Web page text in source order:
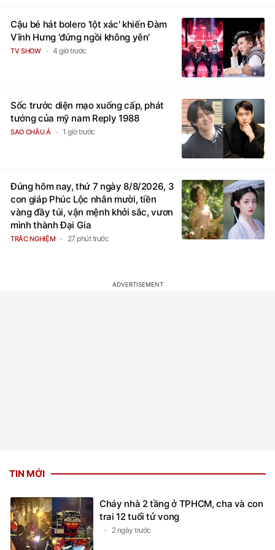
Cậu bé hát bolero 'lột xác' khiến Đàm
Vĩnh Hưng 'đứng ngồi không yên'
TV SHOW 4 giờ trước
Sốc trước diện mạo xuống cấp, phát
tướng của mỹ nam Reply 1988
SAO CHÂU Á 1 giờ trước
Đúng hôm nay, thứ 7 ngày 8/8/2026, 3
con giáp Phúc Lộc nhân mười, tiền
vàng đầy túi, vận mệnh khởi sắc, vươn
mình thành Đại Gia
TRẮC NGHIỆM 27 phút trước
TIN MỚI
Cháy nhà 2 tầng ở TPHCM, cha và con
trai 12 tuổi tử vong
2 ngày trước